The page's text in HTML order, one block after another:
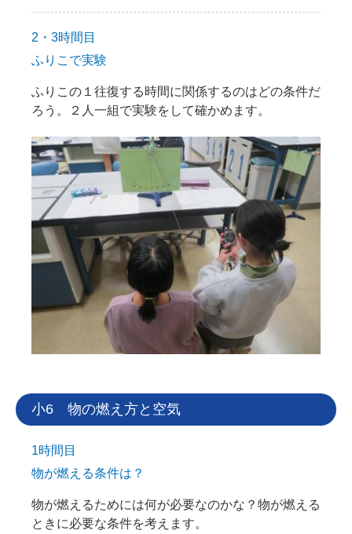
2・3時間目
ふりこで実験
ふりこの１往復する時間に関係するのはどの条件だ
ろう。２人一組で実験をして確かめます。
小6 物の燃え方と空気
1時間目
物が燃える条件は？
物が燃えるためには何が必要なのかな？物が燃える
ときに必要な条件を考えます。